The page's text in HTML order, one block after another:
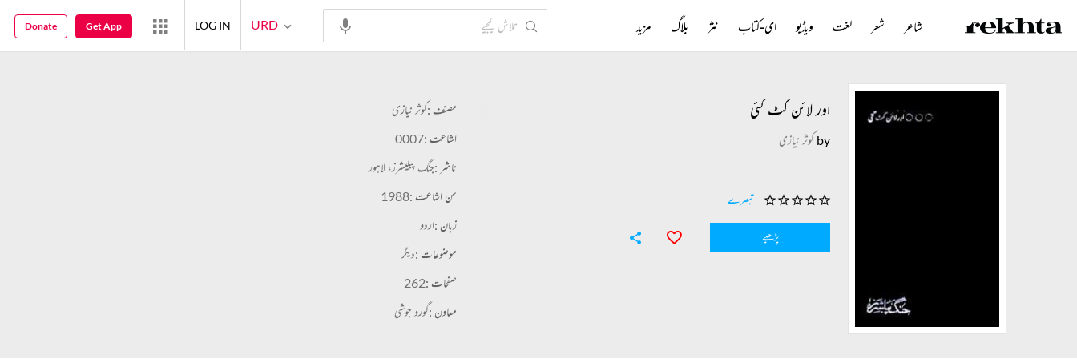
اور لائن کٹ گئی
by کوثر نیازی
تبصرے
پڑھیے
مصنف :کوثر نیازی
اشاعت :0007
ناشر :جنگ پبلیشرز، لاہور
سن اشاعت :1988
زبان :اردو
موضوعات :دیگر
صفحات :262
معاون :گورو جوشی
شاعر شعر لغت ویڈیو ای-کتاب نثر بلاگ مزید URD
LOG IN
Get App
Donate